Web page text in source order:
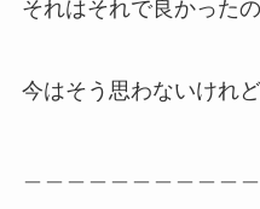
それはそれで良かった
今はそう思わないけれど